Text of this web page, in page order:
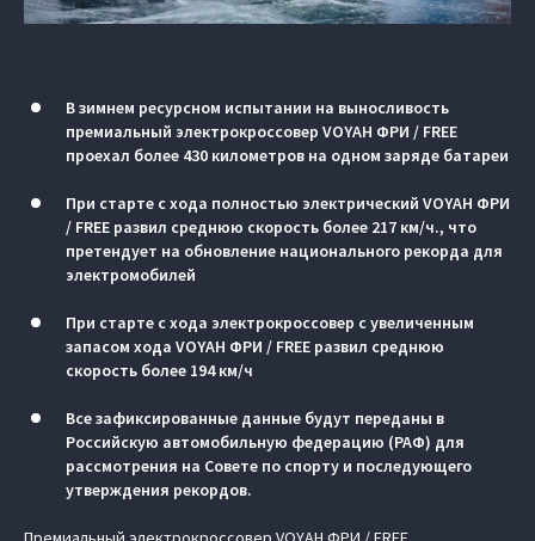
В зимнем ресурсном испытании на выносливость
премиальный электрокроссовер VOYAH ФРИ / FREE
проехал более 430 километров на одном заряде батареи
При старте с хода полностью электрический VOYAH ФРИ
/ FREE развил среднюю скорость более 217 км/ч., что
претендует на обновление национального рекорда для
электромобилей
При старте с хода электрокроссовер с увеличенным
запасом хода VOYAH ФРИ / FREE развил среднюю
скорость более 194 км/ч
Все зафиксированные данные будут переданы в
Российскую автомобильную федерацию (РАФ) для
рассмотрения на Совете по спорту и последующего
утверждения рекордов.